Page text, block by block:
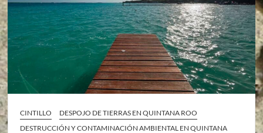
CINTILLO
DESPOJO DE TIERRAS EN QUINTANA ROO
DESTRUCCIÓN Y CONTAMINACIÓN AMBIENTAL EN QUINTANA